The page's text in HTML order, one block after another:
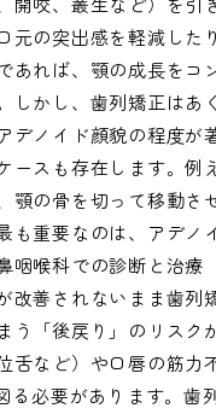
の突出感を軽減した
れば、顎の成長をコ
かし、歯列矯正はあ
ノイド顔貌の程度が
スも存在します。例
顎の骨を切って移動さ
も重要なのは、アデ
喉科での診断と治療
善されないまま歯列
「後戻り」のリスク
舌など）や口唇の筋力
る必要があります。歯